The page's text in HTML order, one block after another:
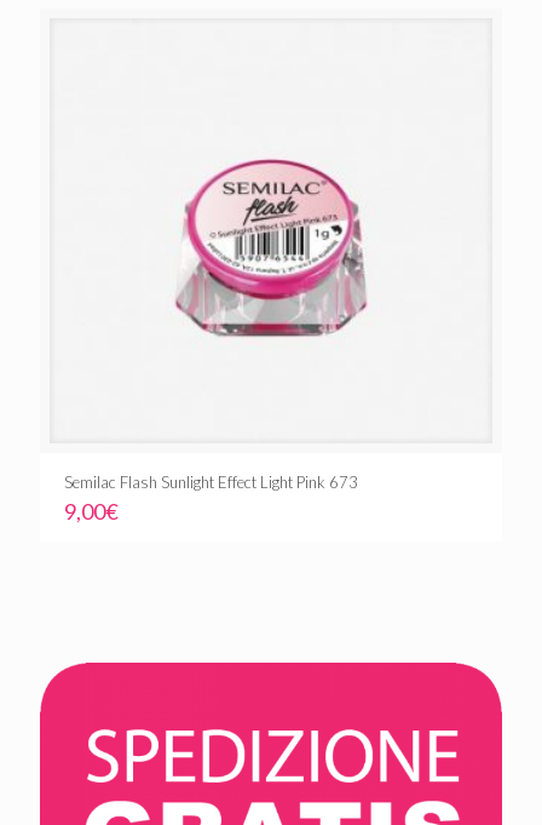
Semilac Flash Sunlight Effect Light Pink 673
9,00€